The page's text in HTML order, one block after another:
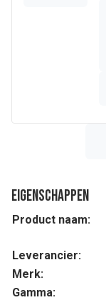
Eigenschappen
Product naam:
Leverancier:
Merk:
Gamma: